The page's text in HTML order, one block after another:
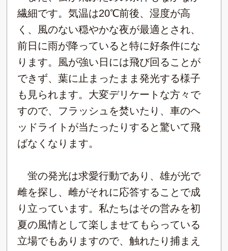
繊細です。気温は20℃前後、湿度が高
く、風のない穏やかな夜が最適とされ、
前日に雨が降っていると特に好条件にな
ります。風が強い日には飛び回ることが
できず、葉に止まったまま発光する様子
も見られます。大変デリケートな方々で
すので、フラッシュを焚いたり、車のヘ
ッドライトが当たったりすると驚いて飛
ばなくなります。
蛍の発光は求愛行動であり、雄が光で
雌を探し、雌がそれに応答することで成
り立っています。私たちはその営みを初
夏の風情として楽しませてもらっている
立場でもありますので、触れたり捕まえ